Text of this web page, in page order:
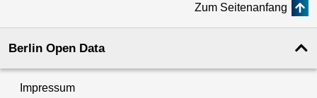
Zum Seitenanfang
Berlin Open Data
Impressum